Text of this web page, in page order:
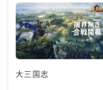
大三国志